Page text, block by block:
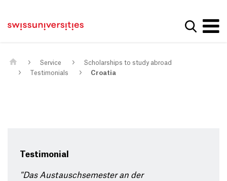
Main Navigation
Content
Meta Navigation
Show
Service
Scholarships to study abroad
Testimonials
Croatia
Testimonial
"Das Austauschsemester an der